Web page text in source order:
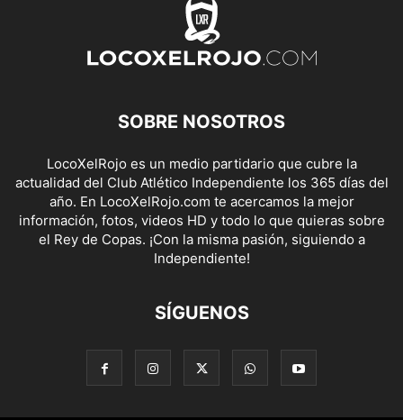
SOBRE NOSOTROS
LocoXelRojo es un medio partidario que cubre la
actualidad del Club Atlético Independiente los 365 días del
año. En LocoXelRojo.com te acercamos la mejor
información, fotos, videos HD y todo lo que quieras sobre
el Rey de Copas. ¡Con la misma pasión, siguiendo a
Independiente!
SÍGUENOS